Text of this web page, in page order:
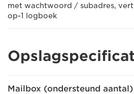
met wachtwoord / subadres,
op-1 logboek
Mailbox (ondersteund aantal)